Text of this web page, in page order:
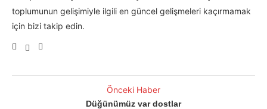
toplumunun gelişimiyle ilgili en güncel gelişmeleri kaçırmamak
için bizi takip edin.
Önceki Haber
Düğünümüz var dostlar